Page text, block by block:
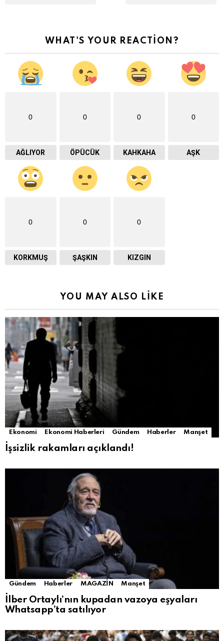
WHAT'S YOUR REACTION?
0
AĞLIYOR
0
ÖPÜCÜK
0
KAHKAHA
0
AŞK
0
KORKMUŞ
0
ŞAŞKIN
0
KIZGIN
YOU MAY ALSO LIKE
Ekonomi Ekonomi Haberleri Gündem Haberler Manşet
İşsizlik rakamları açıklandı!
Gündem Haberler MAGAZİN Manşet
İlber Ortaylı’nın kupadan vazoya eşyaları
Whatsapp’ta satılıyor